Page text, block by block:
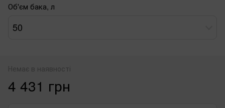
Об'єм бака, л
50
Немає в наявності
4 431 грн